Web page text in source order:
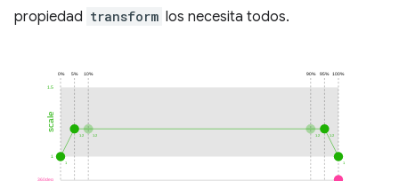
propiedad transform los necesita todos.